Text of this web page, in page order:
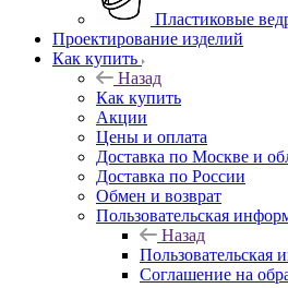
Пластиковые
Проектирование изделий
Как купить
Назад
Как купить
Акции
Цены и оплата
Доставка по Москве и
Доставка по России
Обмен и возврат
Пользовательская
Назад
Пользовательская
Соглашение на